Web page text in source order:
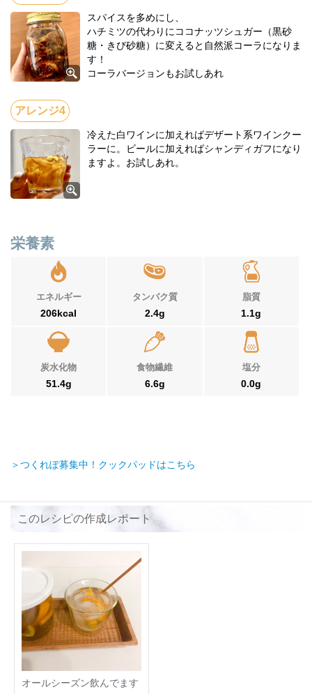
スパイスを多めにし、
ハチミツの代わりにココナッツシュガー（黒砂
糖・きび砂糖）に変えると自然派コーラになりま
す！
コーラバージョンもお試しあれ
冷えた白ワインに加えればデザート系ワインクー
ラーに。ビールに加えればシャンディガフになり
ますよ。お試しあれ。
栄養素
エネルギー
206kcal
タンパク質
2.4g
脂質
1.1g
炭水化物
51.4g
食物繊維
6.6g
塩分
0.0g
＞つくれぽ募集中！クックパッドはこちら
このレシピの作成レポート
オールシーズン飲んでます